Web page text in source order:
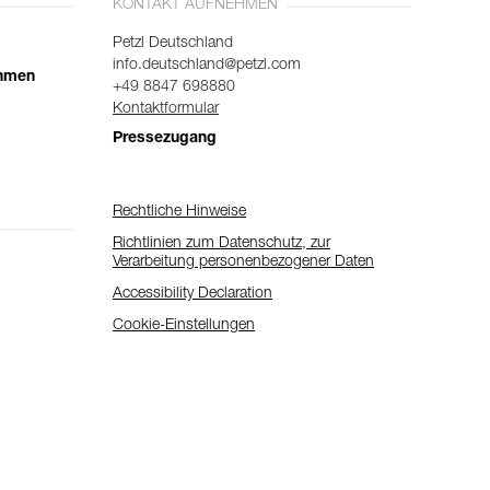
KONTAKT AUFNEHMEN
Petzl Deutschland
info.deutschland@petzl.com
+49 8847 698880
Kontaktformular
Pressezugang
Rechtliche Hinweise
Richtlinien zum Datenschutz, zur
Verarbeitung personenbezogener Daten
Accessibility Declaration
Cookie-Einstellungen